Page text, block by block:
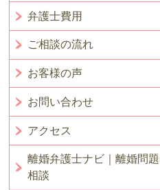
弁護士費用
ご相談の流れ
お客様の声
お問い合わせ
アクセス
離婚弁護士ナビ｜離婚問
相談